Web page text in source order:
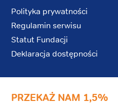
Polityka prywatności
Regulamin serwisu
Statut Fundacji
Deklaracja dostępności
PRZEKAŻ NAM 1,5%